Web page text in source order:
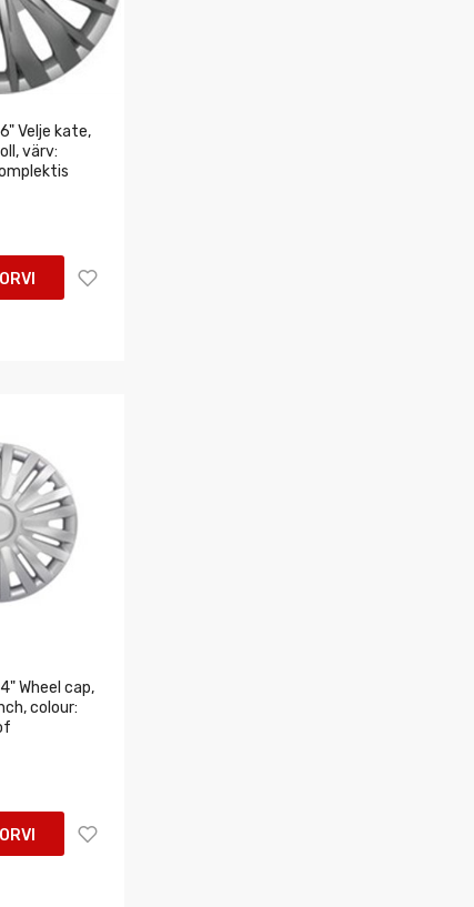
Velje kate,
värv:
Wheel cap,
colour: